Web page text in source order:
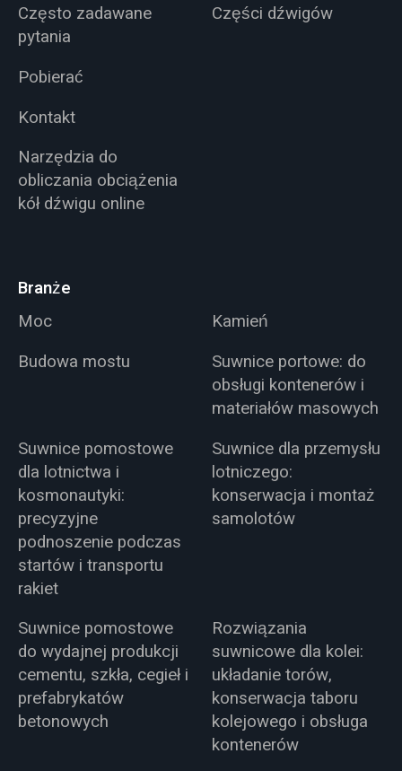
Często zadawane
pytania
Pobierać
Kontakt
Narzędzia do
obliczania obciążenia
kół dźwigu online
Części dźwigów
Branże
Moc
Kamień
Budowa mostu
Suwnice portowe: do
obsługi kontenerów i
materiałów masowych
Suwnice pomostowe
dla lotnictwa i
kosmonautyki:
precyzyjne
podnoszenie podczas
startów i transportu
rakiet
Suwnice dla przemysłu
lotniczego:
konserwacja i montaż
samolotów
Suwnice pomostowe
do wydajnej produkcji
cementu, szkła, cegieł i
prefabrykatów
betonowych
Rozwiązania
suwnicowe dla kolei:
układanie torów,
konserwacja taboru
kolejowego i obsługa
kontenerów